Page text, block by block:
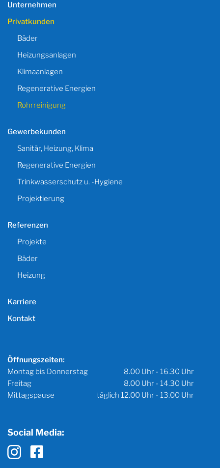
Unternehmen
Privatkunden
Bäder
Heizungsanlagen
Klimaanlagen
Regenerative Energien
Rohrreinigung
Gewerbekunden
Sanitär, Heizung, Klima
Regenerative Energien
Trinkwasserschutz u. -Hygiene
Projektierung
Referenzen
Projekte
Bäder
Heizung
Karriere
Kontakt
Öffnungszeiten:
Montag bis Donnerstag
8.00 Uhr - 16.30 Uhr
Freitag
8.00 Uhr - 14.30 Uhr
Mittagspause
täglich 12.00 Uhr - 13.00 Uhr
Social Media: